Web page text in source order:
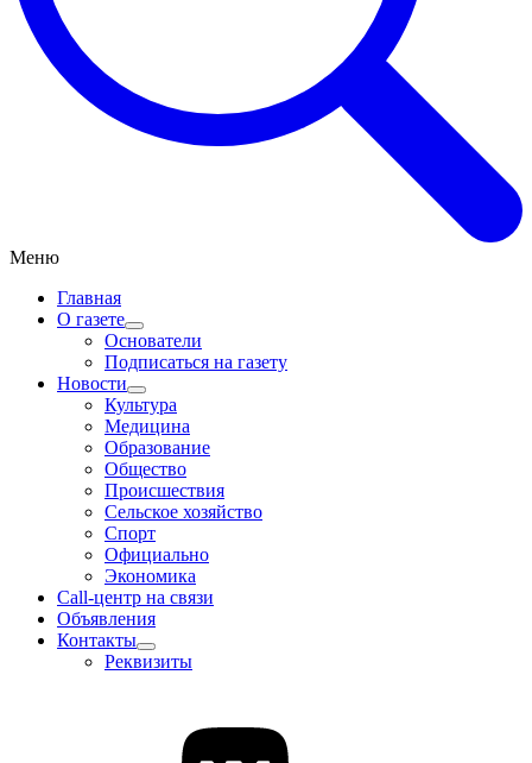
Меню
Главная
О газете
Основатели
Подписаться на газету
Новости
Культура
Медицина
Образование
Общество
Происшествия
Сельское хозяйство
Спорт
Официально
Экономика
Call-центр на связи
Объявления
Контакты
Реквизиты